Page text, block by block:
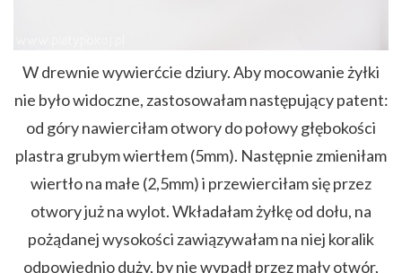
W drewnie wywierćcie dziury. Aby mocowanie żyłki
nie było widoczne, zastosowałam następujący patent:
od góry nawierciłam otwory do połowy głębokości
plastra grubym wiertłem (5mm). Następnie zmieniłam
wiertło na małe (2,5mm) i przewierciłam się przez
otwory już na wylot. Wkładałam żyłkę od dołu, na
pożądanej wysokości zawiązywałam na niej koralik
odpowiednio duży, by nie wypadł przez mały otwór,